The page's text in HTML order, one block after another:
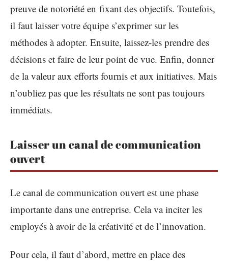
preuve de notoriété en fixant des objectifs. Toutefois,
il faut laisser votre équipe s’exprimer sur les
méthodes à adopter. Ensuite, laissez-les prendre des
décisions et faire de leur point de vue. Enfin, donner
de la valeur aux efforts fournis et aux initiatives. Mais
n’oubliez pas que les résultats ne sont pas toujours
immédiats.
Laisser un canal de communication
ouvert
Le canal de communication ouvert est une phase
importante dans une entreprise. Cela va inciter les
employés à avoir de la créativité et de l’innovation.
Pour cela, il faut d’abord, mettre en place des